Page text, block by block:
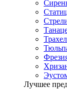
Лучшее